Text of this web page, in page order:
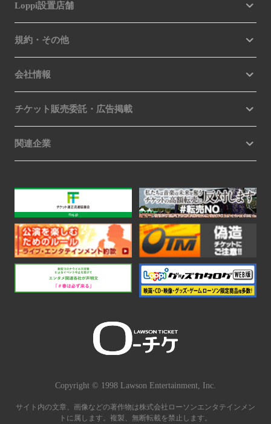
Loppi設置店舗
規約・その他
会社情報
チケット販売委託・広告掲載
関連企業
サイト内の文章、画像などの著作物は株式会社ローソンエンタテインメン
トに属します。複製、無断転載を禁止します。
Copyright © 1998 Lawson Entertainment, Inc.